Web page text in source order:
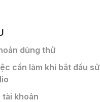
dùng thử
cần làm khi bắt đầu sử
khoản